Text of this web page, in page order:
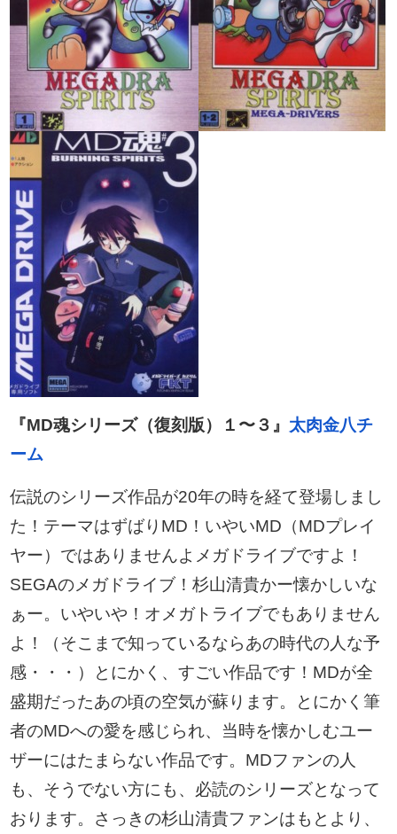
『MD魂シリーズ（復刻版）１〜３』 太肉金八チ
ーム
伝説のシリーズ作品が20年の時を経て登場しまし
た！テーマはずばりMD！いやいMD（MDプレイ
ヤー）ではありませんよメガドライブですよ！
SEGAのメガドライブ！杉山清貴かー懐かしいな
ぁー。いやいや！オメガトライブでもありません
よ！（そこまで知っているならあの時代の人な予
感・・・）とにかく、すごい作品です！MDが全
盛期だったあの頃の空気が蘇ります。とにかく筆
者のMDへの愛を感じられ、当時を懐かしむユー
ザーにはたまらない作品です。MDファンの人
も、そうでない方にも、必読のシリーズとなって
おります。さっきの杉山清貴ファンはもとより、